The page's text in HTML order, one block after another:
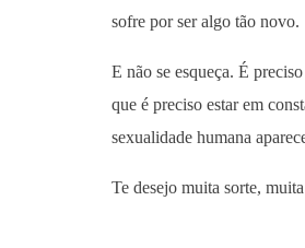
sofre por ser algo tão novo.
E não se esqueça. É
que é preciso estar em
sexualidade humana
Te desejo muita sorte,